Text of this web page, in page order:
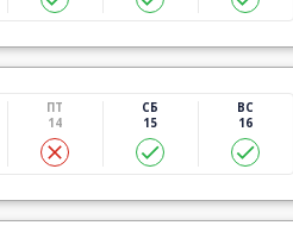
ПТ
14
СБ
15
ВС
16